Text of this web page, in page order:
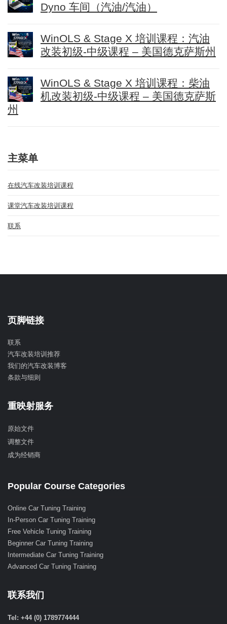
Dyno 车间（汽油/汽油）
WinOLS & Stage X 培训课程：汽油
改装初级-中级课程 – 美国德克萨斯州
WinOLS & Stage X 培训课程：柴油
机改装初级-中级课程 – 美国德克萨斯
州
主菜单
在线汽车改装培训课程
课堂汽车改装培训课程
联系
页脚链接
联系
汽车改装培训推荐
我们的汽车改装博客
条款与细则
重映射服务
原始文件
调整文件
成为经销商
Popular Course Categories
Online Car Tuning Training
In-Person Car Tuning Training
Free Vehicle Tuning Training
Beginner Car Tuning Training
Intermediate Car Tuning Training
Advanced Car Tuning Training
联系我们
Tel: +44 (0) 1789774444